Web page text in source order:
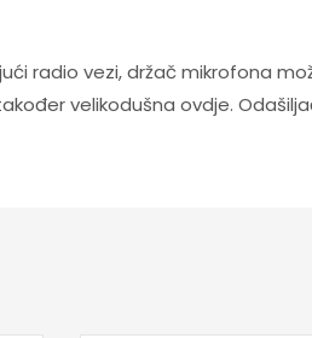
radio vezi, držač mikrofona
velikodušna ovdje.